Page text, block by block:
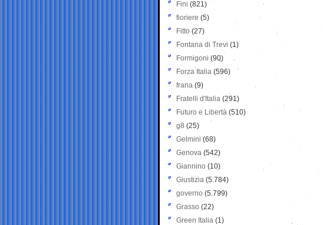
Fini (821)
fioriere (5)
Fitto (27)
Fontana di Trevi (1)
Formigoni (90)
Forza Italia (596)
frana (9)
Fratelli d'Italia (291)
Futuro e Libertà (510)
g8 (25)
Gelmini (68)
Genova (542)
Giannino (10)
Giustizia (5.784)
governo (5.799)
Grasso (22)
Green Italia (1)